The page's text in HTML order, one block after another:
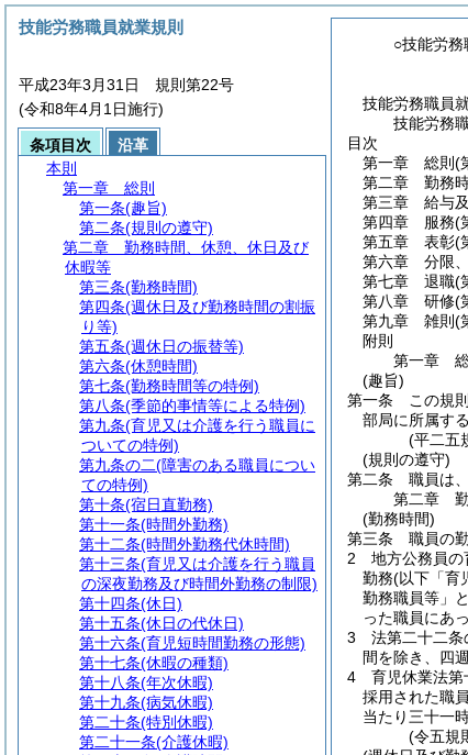
○技能労務
技能労務職員
技能労務
目次
第一章
総則 (
第二章
勤務
第三章
給与
第四章
服務(
第五章
表彰(
第六章
分限
第七章
退職(
第八章
研修(
第九章
雑則 (
附則
第一章
(趣旨)
第一条
この規
部局に所属す
(平二五
(規則の遵守)
第二条
職員は
第二章
(勤務時間)
第三条
職員の
2
地方公務員
勤務(以下「育
勤務職員等」
った職員にあ
3
法第二十二条
間を除き、四
4
育児休業法
採用された職員
当たり三十一
(令五規
技能労務職員就業規則
平成23年3月31日 規則第22号
(令和8年4月1日施行)
条項目次
沿革
本則
第一章
総則
第一条(趣旨)
第二条(規則の遵守)
第二章
勤務時間、休憩、休日及び
休暇等
第三条(勤務時間)
第四条(週休日及び勤務時間の割振
り等)
第五条(週休日の振替等)
第六条(休憩時間)
第七条(勤務時間等の特例)
第八条(季節的事情等による特例)
第九条(育児又は介護を行う職員に
ついての特例)
第九条の二(障害のある職員につい
ての特例)
第十条(宿日直勤務)
第十一条(時間外勤務)
第十二条(時間外勤務代休時間)
第十三条(育児又は介護を行う職員
の深夜勤務及び時間外勤務の制限)
第十四条(休日)
第十五条(休日の代休日)
第十六条(育児短時間勤務の形態)
第十七条(休暇の種類)
第十八条(年次休暇)
第十九条(病気休暇)
第二十条(特別休暇)
第二十一条(介護休暇)